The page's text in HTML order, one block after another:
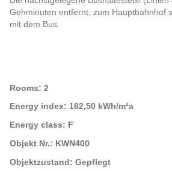
Gehminuten entfernt, zum Hauptbahnhof
mit dem Bus.
Rooms: 2
Energy index: 162,50 kWh/m²a
Energy class: F
Objekt Nr.: KWN400
Objektzustand: Gepflegt